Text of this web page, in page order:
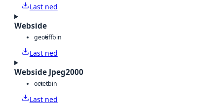
Last ned
Webside
geotiffbin
Last ned
Webside Jpeg2000
octetbin
Last ned